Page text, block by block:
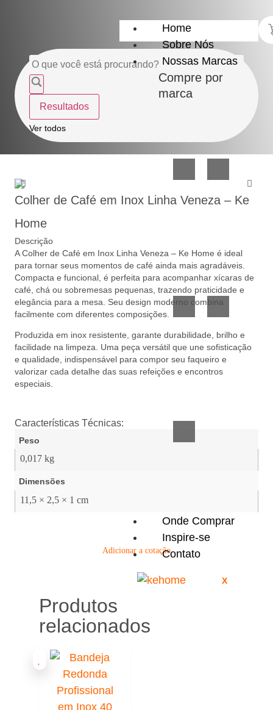
Home
Sobre Nós
Nossas Marcas
Compre por
marca
Lar
Organização
Utilidades
de
Vidro
Confeitaria
e
Presente
Onde Comprar
Inspire-se
Contato
X
Resultados
Ver todos
Colher de Café em Inox Linha Veneza – Ke
Home
Descrição
A Colher de Café em Inox Linha Veneza – Ke Home é ideal
para tornar seus momentos de café ainda mais agradáveis.
Compacta e funcional, é perfeita para acompanhar xícaras de
café, chá ou sobremesas pequenas, trazendo praticidade e
elegância para a mesa. Seu design moderno combina
facilmente com diferentes composições.
Produzida em inox resistente, garante durabilidade, brilho e
facilidade na limpeza. Uma peça versátil que une sofisticação
e qualidade, indispensável para compor seu faqueiro e
valorizar cada detalhe das suas refeições e encontros
especiais.
Características Técnicas:
Peso
0,017 kg
Dimensões
11,5 × 2,5 × 1 cm
Adicionar a cotação
Produtos
relacionados